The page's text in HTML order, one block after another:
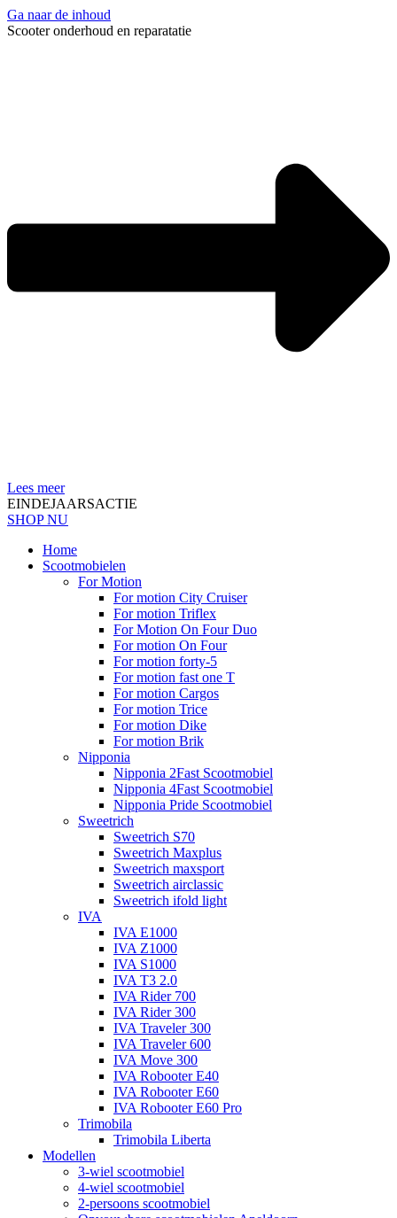
Ga naar de inhoud
Scooter onderhoud en reparatatie
Lees meer
EINDEJAARSACTIE
SHOP NU
Home
Scootmobielen
For Motion
For motion City Cruiser
For motion Triflex
For Motion On Four Duo
For motion On Four
For motion forty-5
For motion fast one T
For motion Cargos
For motion Trice
For motion Dike
For motion Brik
Nipponia
Nipponia 2Fast Scootmobiel
Nipponia 4Fast Scootmobiel
Nipponia Pride Scootmobiel
Sweetrich
Sweetrich S70
Sweetrich Maxplus
Sweetrich maxsport
Sweetrich airclassic
Sweetrich ifold light
IVA
IVA E1000
IVA Z1000
IVA S1000
IVA T3 2.0
IVA Rider 700
IVA Rider 300
IVA Traveler 300
IVA Traveler 600
IVA Move 300
IVA Robooter E40
IVA Robooter E60
IVA Robooter E60 Pro
Trimobila
Trimobila Liberta
Modellen
3-wiel scootmobiel
4-wiel scootmobiel
2-persoons scootmobiel